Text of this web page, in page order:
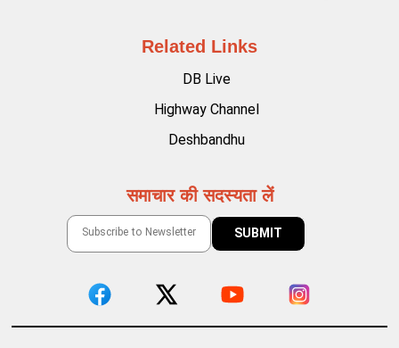
Related Links
DB Live
Highway Channel
Deshbandhu
समाचार की सदस्यता लें